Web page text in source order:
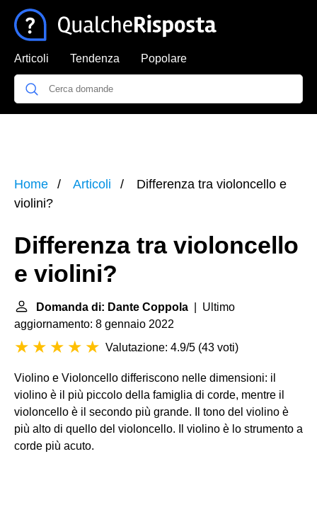
Articoli Tendenza Popolare
Home Articoli
Differenza tra violoncello e
violini?
Differenza tra violoncello
e violini?
Domanda di: Dante Coppola | Ultimo
aggiornamento: 8 gennaio 2022
Valutazione: 4.9/5 (43 voti)
Violino e Violoncello differiscono nelle dimensioni: il
violino è il più piccolo della famiglia di corde, mentre il
violoncello è il secondo più grande. Il tono del violino è
più alto di quello del violoncello. Il violino è lo strumento a
corde più acuto.